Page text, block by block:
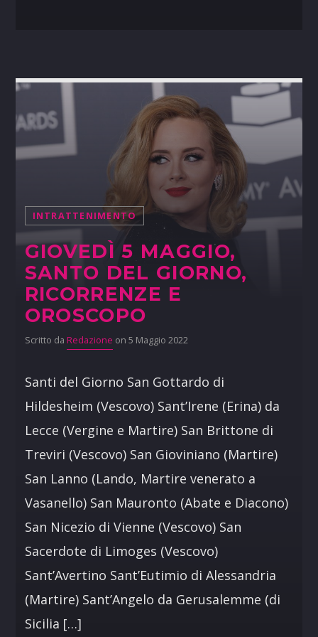
INTRATTENIMENTO
GIOVEDÌ 5 MAGGIO,
SANTO DEL GIORNO,
RICORRENZE E
OROSCOPO
Scritto da Redazione on 5 Maggio 2022
Santi del Giorno San Gottardo di
Hildesheim (Vescovo) Sant’Irene (Erina) da
Lecce (Vergine e Martire) San Brittone di
Treviri (Vescovo) San Gioviniano (Martire)
San Lanno (Lando, Martire venerato a
Vasanello) San Mauronto (Abate e Diacono)
San Nicezio di Vienne (Vescovo) San
Sacerdote di Limoges (Vescovo)
Sant’Avertino Sant’Eutimio di Alessandria
(Martire) Sant’Angelo da Gerusalemme (di
Sicilia […]